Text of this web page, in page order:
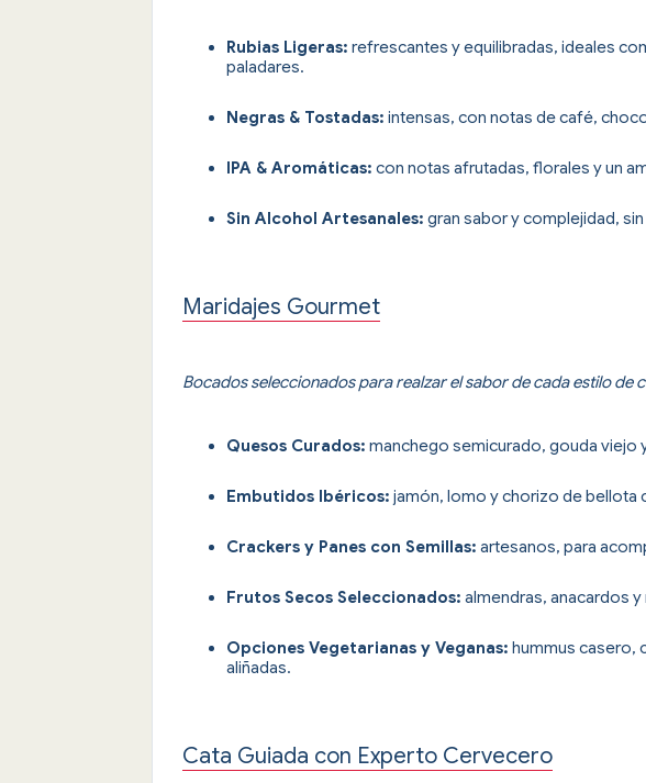
Rubias Ligeras: refrescantes y equilibradas, ideales
paladares.
Negras & Tostadas: intensas, con notas de café,
IPA & Aromáticas: con notas afrutadas, florales y un
Sin Alcohol Artesanales: gran sabor y complejidad, sin
Maridajes Gourmet
Bocados seleccionados para realzar el sabor de cada estilo de
Quesos Curados: manchego semicurado, gouda viejo
Embutidos Ibéricos: jamón, lomo y chorizo de bellota
Crackers y Panes con Semillas: artesanos, para
Frutos Secos Seleccionados: almendras, anacardos
Opciones Vegetarianas y Veganas: hummus casero,
aliñadas.
Cata Guiada con Experto Cervecero